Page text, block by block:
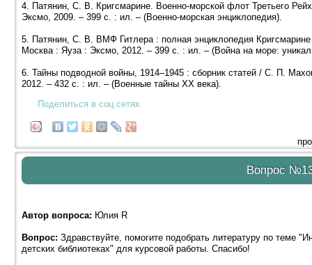
4. Патянин, С. В. Кригсмарине. Военно-морской флот Третьего
Эксмо, 2009. – 399 с. : ил. – (Военно-морская энциклопедия).
5. Патянин, С. В. ВМФ Гитлера : полная энциклопедия
Москва : Яуза : Эксмо, 2012. – 399 с. : ил. – (Война на море:
6. Тайны подводной войны, 1914–1945 : сборник статей / С. П.
2012. – 432 с. : ил. – (Военные тайны ХХ века).
Поделиться в соц.сетях
Вопрос
Автор вопроса: Юлия R
Вопрос: Здравствуйте, помогите подобрать литературу по теме
детских библиотеках" для курсовой работы. Спасибо!